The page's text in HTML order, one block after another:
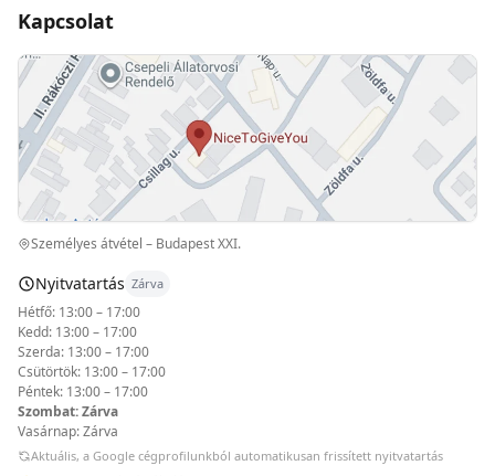
Kapcsolat
Személyes átvétel – Budapest XXI.
Nyitvatartás Zárva
Hétfő: 13:00 – 17:00
Kedd: 13:00 – 17:00
Szerda: 13:00 – 17:00
Csütörtök: 13:00 – 17:00
Péntek: 13:00 – 17:00
Szombat: Zárva
Vasárnap: Zárva
Aktuális, a Google cégprofilunkból automatikusan frissített nyitvatartás